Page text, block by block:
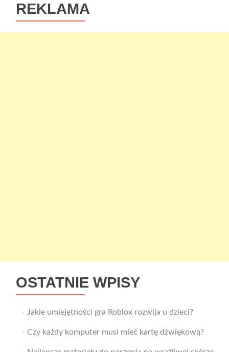
REKLAMA
OSTATNIE WPISY
Jakie umiejętności gra Roblox rozwija u dzieci?
Czy każdy komputer musi mieć kartę dźwiękową?